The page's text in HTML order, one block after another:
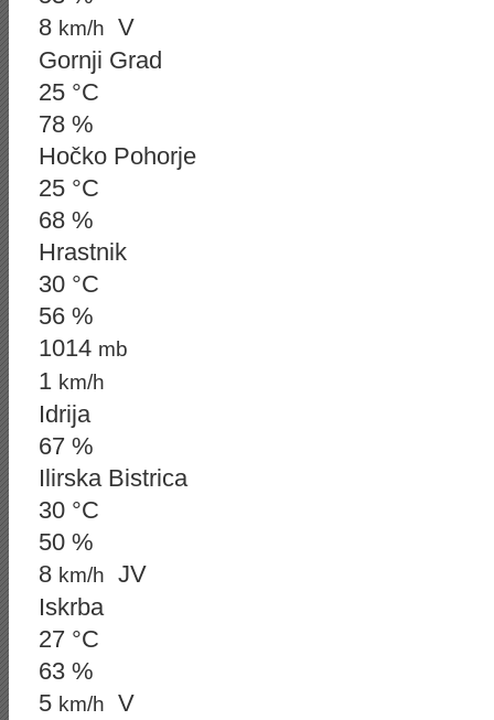
8 km/h
V
Gornji Grad
25 °C
78 %
Hočko Pohorje
25 °C
68 %
Hrastnik
30 °C
56 %
1014 mb
1 km/h
Idrija
67 %
Ilirska Bistrica
30 °C
50 %
8 km/h
JV
Iskrba
27 °C
63 %
5 km/h
V